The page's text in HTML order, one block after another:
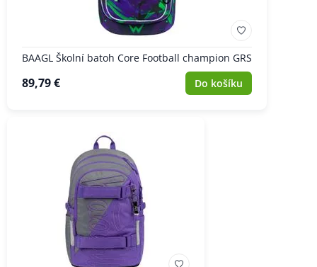
BAAGL Školní batoh Core Football champion GRS
89,79 € Do košíku